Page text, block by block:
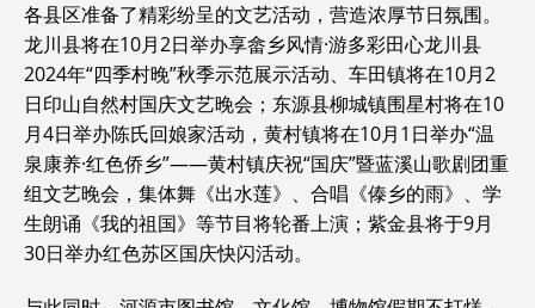
各县区准备了精彩纷呈的文艺活动，营造浓厚节日氛围。
龙川县将在10月2日举办享畲乡风情·游多彩田心龙川县
2024年“四季村晚”秋季示范展示活动、车田镇将在10月2
日印山自然村国庆文艺晚会；东源县柳城镇围星村将在10
月4日举办陈氏回娘家活动，黄村镇将在10月1日举办“温
泉康养·红色侨乡”——黄村镇庆祝“国庆”暨蓝溪山歌剧团重
组文艺晚会，集体舞《出水莲》、合唱《傣乡的雨》、学
生朗诵《我的祖国》等节目将轮番上演；紫金县将于9月
30日举办红色苏区国庆快闪活动。